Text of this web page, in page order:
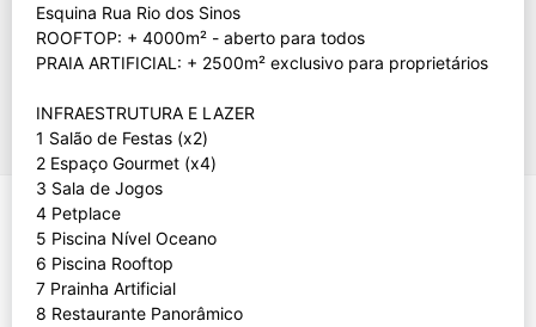
Esquina Rua Rio dos Sinos
ROOFTOP: + 4000m² - aberto para todos
PRAIA ARTIFICIAL: + 2500m² exclusivo para proprietários
INFRAESTRUTURA E LAZER
1 Salão de Festas (x2)
2 Espaço Gourmet (x4)
3 Sala de Jogos
4 Petplace
5 Piscina Nível Oceano
6 Piscina Rooftop
7 Prainha Artificial
8 Restaurante Panorâmico